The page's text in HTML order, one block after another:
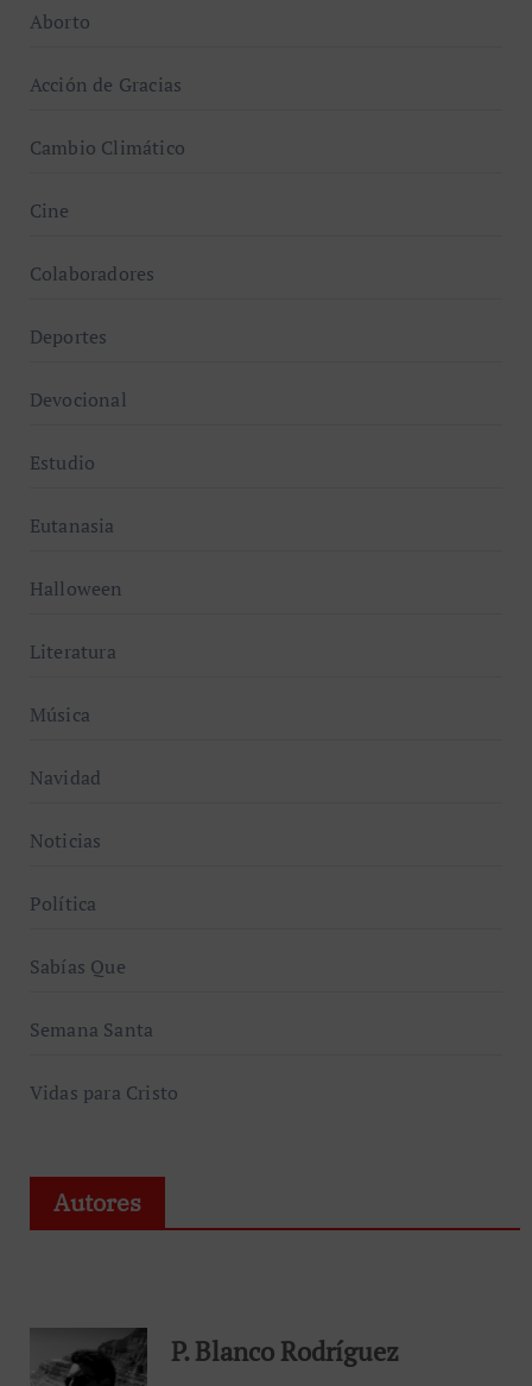
Aborto
Acción de Gracias
Cambio Climático
Cine
Colaboradores
Deportes
Devocional
Estudio
Eutanasia
Halloween
Literatura
Música
Navidad
Noticias
Política
Sabías Que
Semana Santa
Vidas para Cristo
Autores
P. Blanco Rodríguez